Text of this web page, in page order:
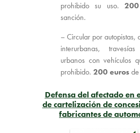
prohibido su uso.
sanción.
– Circular por autopistas,
interurbanas,
urbanos con vehículos
prohibido. 200 euros
Defensa del afectado en
de cartelización de
fabricantes de